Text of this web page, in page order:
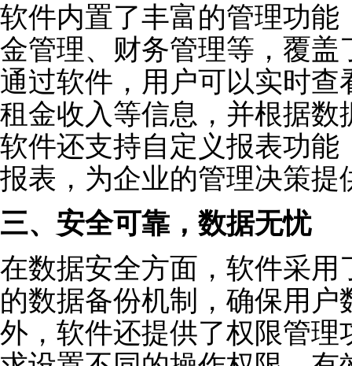
软件内置了丰富的管理功
金管理、财务管理等，覆
通过软件，用户可以实时
租金收入等信息，并根据
软件还支持自定义报表功
报表，为企业的管理决策提
三、安全可靠，数据无忧
在数据安全方面，软件采
的数据备份机制，确保用
外，软件还提供了权限管